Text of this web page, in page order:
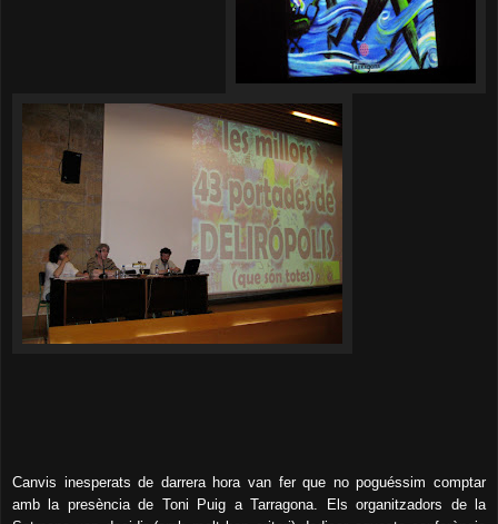
Canvis inesperats de darrera hora van fer que no poguéssim comptar
amb la presència de Toni Puig a Tarragona. Els organitzadors de la